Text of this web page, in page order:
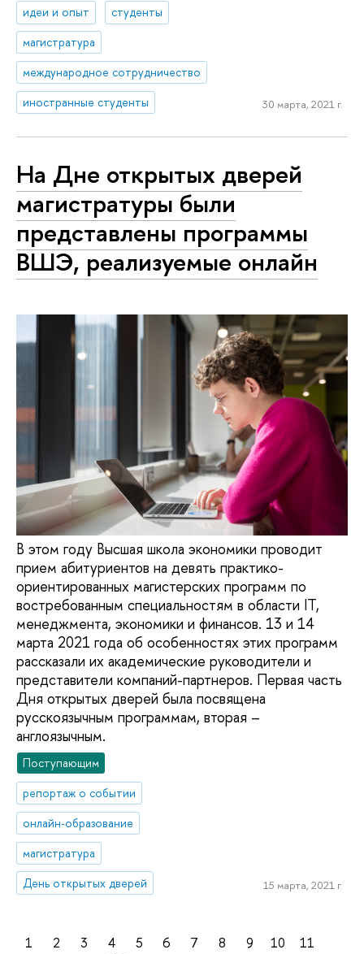
идеи и опыт
студенты
магистратура
международное сотрудничество
иностранные студенты
30 марта, 2021 г.
На Дне открытых дверей
магистратуры были
представлены программы
ВШЭ, реализуемые онлайн
В этом году Высшая школа экономики проводит
прием абитуриентов на девять практико-
ориентированных магистерских программ по
востребованным специальностям в области IT,
менеджмента, экономики и финансов. 13 и 14
марта 2021 года об особенностях этих программ
рассказали их академические руководители и
представители компаний-партнеров. Первая часть
Дня открытых дверей была посвящена
русскоязычным программам, вторая –
англоязычным.
Поступающим
репортаж о событии
онлайн-образование
магистратура
День открытых дверей
15 марта, 2021 г.
1 2 3 4 5 6 7 8 9 10
11